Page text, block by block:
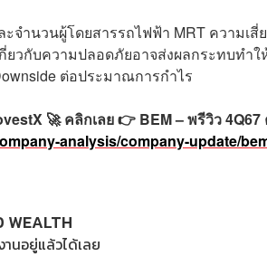
ำนวนผู้โดยสารรถไฟฟ้า MRT ความเสี่
ยวกับความปลอดภัยอาจส่งผลกระทบทำใ
ต่อประมาณการกำไร
🚀 คลิกเลย 👉 BEM – พรีวิว 4Q67
analysis/company-update/
WEALTH
นอยู่แล้วได้เลย